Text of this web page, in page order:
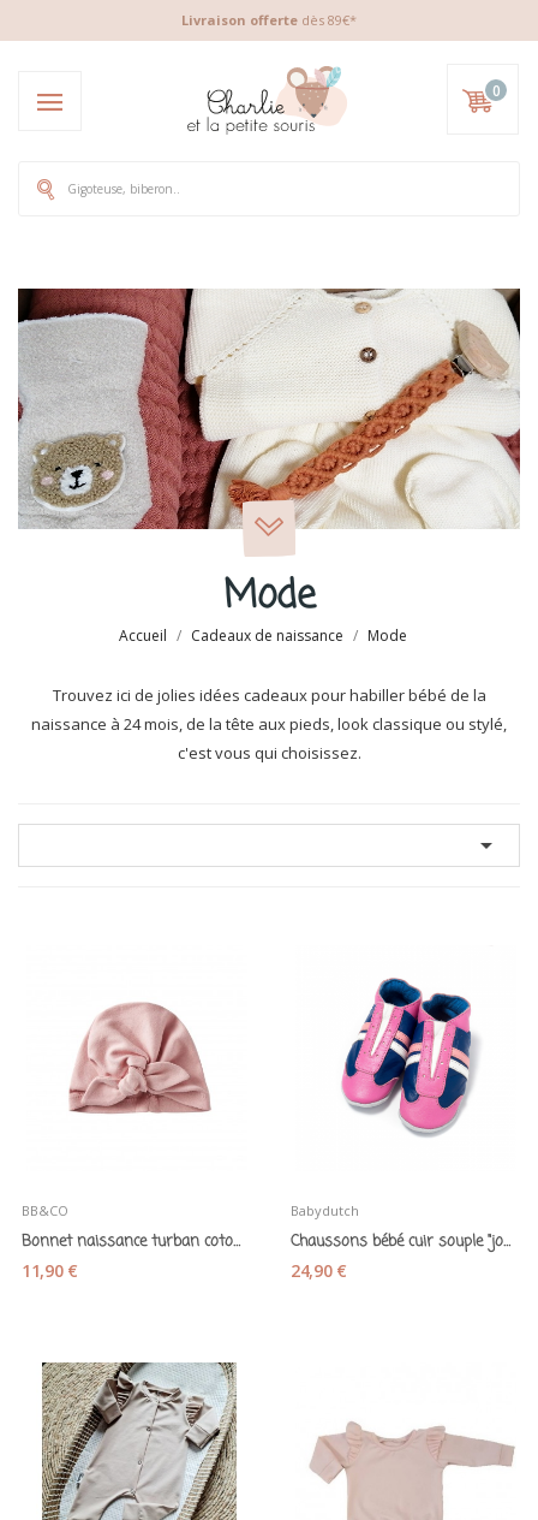
Livraison offerte dès 89€*
0
Mode
Accueil Cadeaux de naissance Mode
Trouvez ici de jolies idées cadeaux pour habiller bébé de la
naissance à 24 mois, de la tête aux pieds, look classique ou stylé,
c'est vous qui choisissez.

BB&CO
Bonnet naissance turban coton rose thé - BB&CO
11,90 €
Babydutch
Chaussons bébé cuir souple "jogger" bleu rose -...
24,90 €